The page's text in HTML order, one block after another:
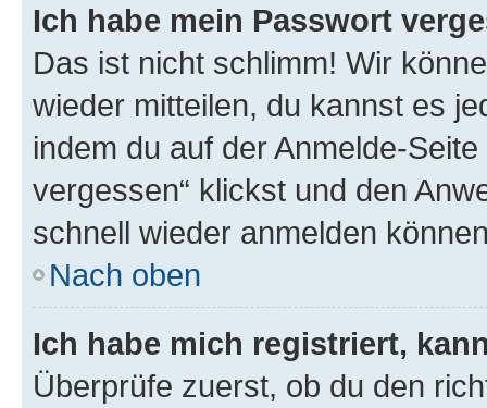
Ich habe mein Passwort
Das ist nicht schlimm! Wir
wieder mitteilen, du kannst es
indem du auf der Anmelde-
vergessen“ klickst und den
schnell wieder anmelden
Nach oben
Ich habe mich registriert,
Überprüfe zuerst, ob du den